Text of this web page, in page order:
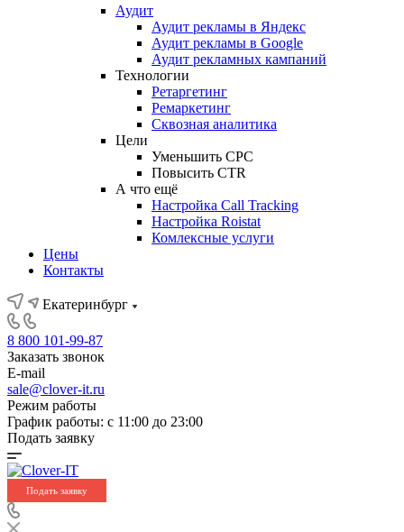
Аудит
Аудит рекламы в Яндекс
Аудит рекламы в Google
Аудит рекламных кампаний
Технологии
Ретаргетинг
Ремаркетинг
Сквозная аналитика
Цели
Уменьшить CPC
Повысить CTR
А что ещё
Настройка Call Tracking
Настройка Roistat
Комлексные услуги
Цены
Контакты
Екатеринбург
8 800 101-99-87
Заказать звонок
E-mail
sale@clover-it.ru
Режим работы
График работы: с 11:00 до 23:00
Подать заявку
Подать заявку